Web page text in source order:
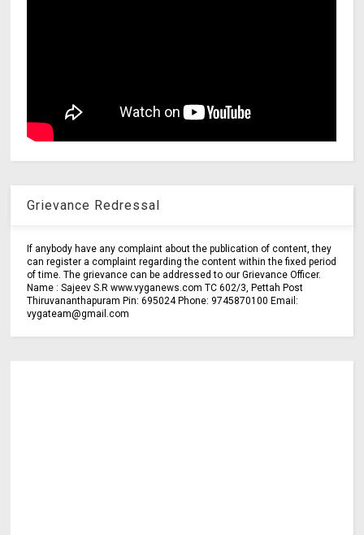
Grievance Redressal
If anybody have any complaint about the publication of content, they
can register a complaint regarding the content within the fixed period
of time. The grievance can be addressed to our Grievance Officer.
Name : Sajeev S.R www.vyganews.com TC 602/3, Pettah Post
Thiruvananthapuram Pin: 695024 Phone: 9745870100 Email:
vygateam@gmail.com